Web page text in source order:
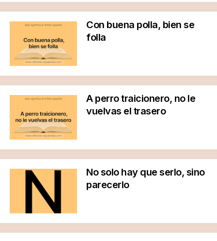
Con buena polla, bien se
folla
A perro traicionero, no le
vuelvas el trasero
No solo hay que serlo, sino
parecerlo